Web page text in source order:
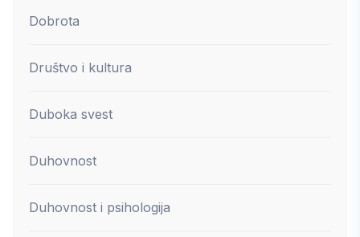
Dobrota
Društvo i kultura
Duboka svest
Duhovnost
Duhovnost i psihologija